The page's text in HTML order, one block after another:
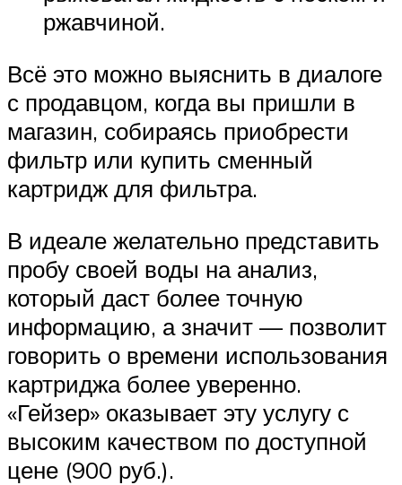
ржавчиной.
Всё это можно выяснить в диалоге
с продавцом, когда вы пришли в
магазин, собираясь приобрести
фильтр или купить сменный
картридж для фильтра.
В идеале желательно представить
пробу своей воды на анализ,
который даст более точную
информацию, а значит — позволит
говорить о времени использования
картриджа более уверенно.
«Гейзер» оказывает эту услугу с
высоким качеством по доступной
цене (900 руб.).